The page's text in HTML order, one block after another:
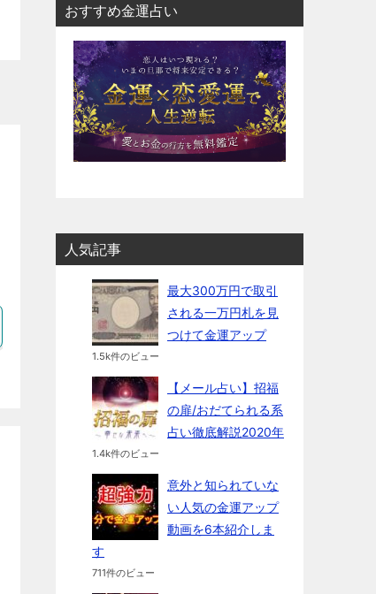
おすすめ金運占い
人気記事
最大300万円で取引
される一万円札を見
つけて金運アップ
1.5k件のビュー
【メール占い】招福
の扉/おだてられる系
占い徹底解説2020年
1.4k件のビュー
意外と知られていな
い人気の金運アップ
動画を6本紹介しま
す
711件のビュー